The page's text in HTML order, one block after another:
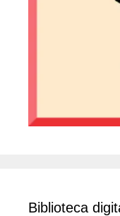
Biblioteca